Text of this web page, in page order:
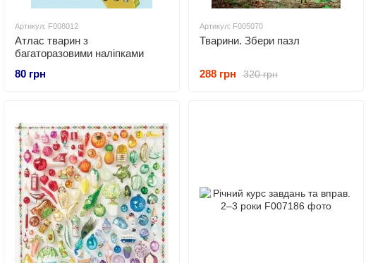
Артикул: F008012
Атлас тварин з
багаторазовими наліпками
80 грн
Артикул: F005070
Тварини. Збери пазл
320 грн
288 грн